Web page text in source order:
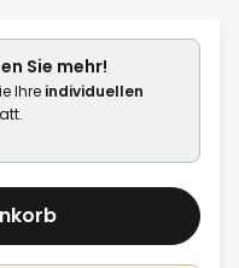
Sie mehr!
Ihre individuellen